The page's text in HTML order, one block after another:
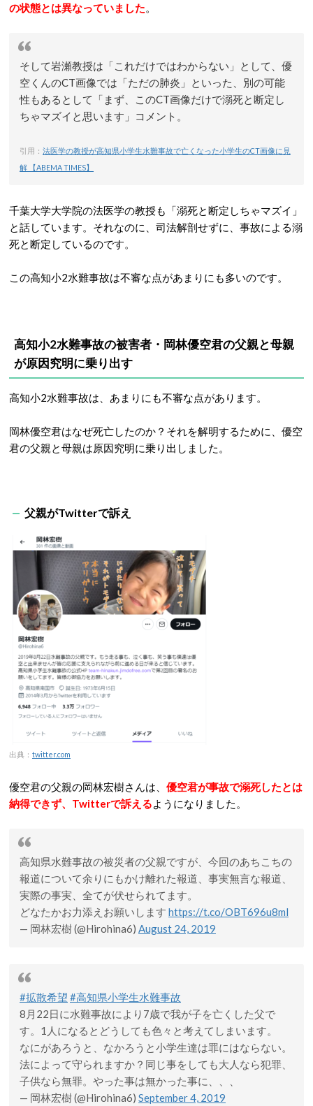
の状態とは異なっていました。
そして岩瀬教授は「これだけではわからない」として、優
空くんのCT画像では「ただの肺炎」といった、別の可能
性もあるとして「まず、このCT画像だけで溺死と断定し
ちゃマズイと思います」コメント。
引用： 法医学の教授が高知県小学生水難事故で亡くなった小学生のCT画像に見
解 【ABEMA TIMES】
千葉大学大学院の法医学の教授も「溺死と断定しちゃマズイ」
と話しています。それなのに、司法解剖せずに、事故による溺
死と断定しているのです。
この高知小2水難事故は不審な点があまりにも多いのです。
高知小2水難事故の被害者・岡林優空君の父親と母親
が原因究明に乗り出す
高知小2水難事故は、あまりにも不審な点があります。
岡林優空君はなぜ死亡したのか？それを解明するために、優空
君の父親と母親は原因究明に乗り出しました。
父親がTwitterで訴え
出典： twitter.com
優空君の父親の岡林宏樹さんは、 優空君が事故で溺死したとは
納得できず、Twitterで訴えるようになりました。
高知県水難事故の被災者の父親ですが、今回のあちこちの
報道について余りにもかけ離れた報道、事実無言な報道、
実際の事実、全てが伏せられてます。
どなたかお力添えお願いします https://t.co/OBT696u8ml
— 岡林宏樹 (@Hirohina6) August 24, 2019
#拡散希望 #高知県小学生水難事故
8月22日に水難事故により7歳で我が子を亡くした父で
す。1人になるとどうしても色々と考えてしまいます。
なにがあろうと、なかろうと小学生達は罪にはならない。
法によって守られますか？同じ事をしても大人なら犯罪、
子供なら無罪。やった事は無かった事に、、、
— 岡林宏樹 (@Hirohina6) September 4, 2019